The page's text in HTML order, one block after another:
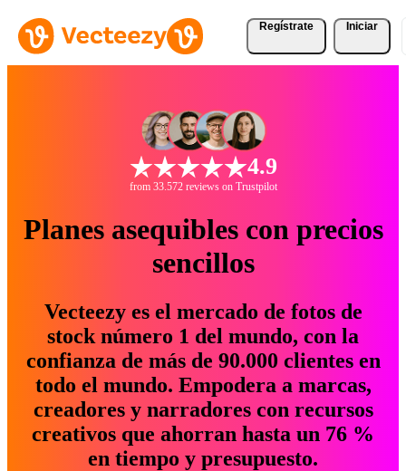
Regístrate Iniciar
4.9
from 33.572 reviews on Trustpilot
Planes asequibles con precios
sencillos
Vecteezy es el mercado de fotos de
stock número 1 del mundo, con la
confianza de más de 90.000 clientes en
todo el mundo. Empodera a marcas,
creadores y narradores con recursos
creativos que ahorran hasta un 76 %
en tiempo y presupuesto.